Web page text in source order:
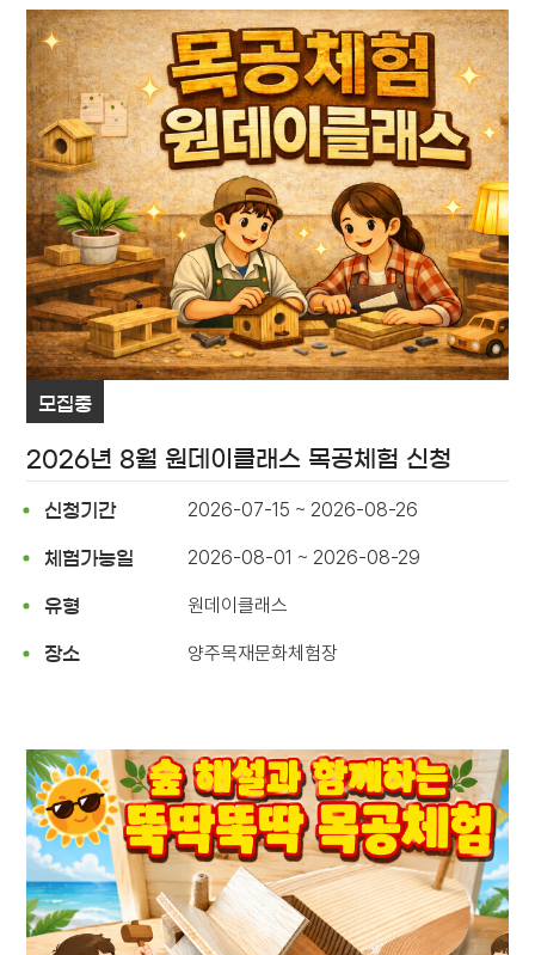
모집중
2026년 8월 원데이클래스 목공체험 신청
신청기간 2026-07-15 ~ 2026-08-26
체험가능일 2026-08-01 ~ 2026-08-29
유형 원데이클래스
장소 양주목재문화체험장